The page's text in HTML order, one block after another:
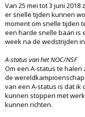
Van 25 mei tot 3 juni
er snelle tijden kunnen
moment om snelle tijden
een harde snelle baan is
week na de wedstrijden
A-status van het NOC/NSF
Om een A-status te
de
van een A-status is dat ik
kunnen stoppen met
kunnen richten.